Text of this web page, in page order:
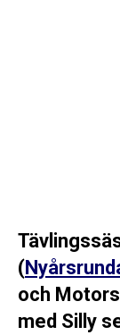
(
och
med Silly